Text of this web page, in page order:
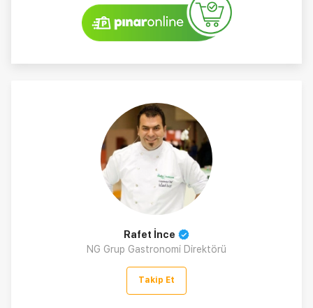
Rafet İnce
NG Grup Gastronomi Direktörü
Takip Et